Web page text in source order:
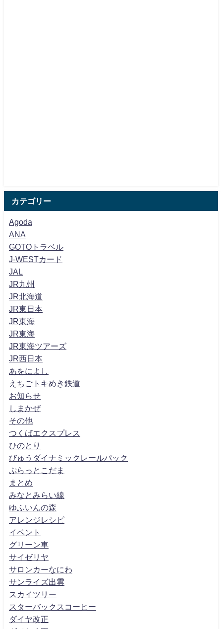
カテゴリー
Agoda
ANA
GOTOトラベル
J-WESTカード
JAL
JR九州
JR北海道
JR東日本
JR東海
JR東海
JR東海ツアーズ
JR西日本
あをによし
えちごトキめき鉄道
お知らせ
しまかぜ
その他
つくばエクスプレス
ひのとり
びゅうダイナミックレールパック
ぷらっとこだま
まとめ
みなとみらい線
ゆふいんの森
アレンジレシピ
イベント
グリーン車
サイゼリヤ
サロンカーなにわ
サンライズ出雲
スカイツリー
スターバックスコーヒー
ダイヤ改正